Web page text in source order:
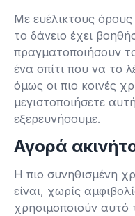
Με ευέλικτους
το δάνειο έχει
πραγματοποιήσουν
ένα σπίτι που να το
όμως οι πιο κοινές
μεγιστοποιήσετε
εξερευνήσουμε.
Αγορά
Η πιο συνηθισμένη
είναι, χωρίς
χρησιμοποιούν αυτό